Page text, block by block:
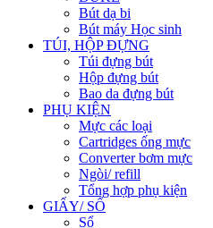
Bút dạ bi
Bút máy Học sinh
TÚI, HỘP ĐỰNG
Túi đựng bút
Hộp đựng bút
Bao da đựng bút
PHỤ KIỆN
Mực các loại
Cartridges ống mực
Converter bơm mực
Ngòi/ refill
Tổng hợp phụ kiện
GIẤY/ SỔ
Sổ